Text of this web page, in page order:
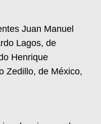
Juan Manuel
Lagos, de
Henrique
Zedillo, de México,